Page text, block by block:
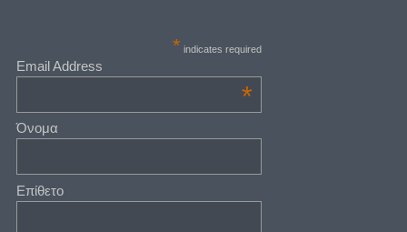
* indicates required
Email Address
*
Όνομα
Επίθετο